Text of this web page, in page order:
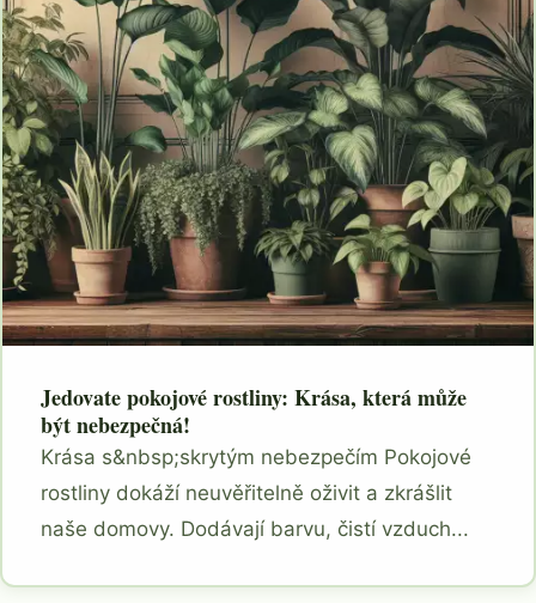
Jedovate pokojové rostliny: Krása, která může
být nebezpečná!
Krása s&nbsp;skrytým nebezpečím Pokojové
rostliny dokáží neuvěřitelně oživit a zkrášlit
naše domovy. Dodávají barvu, čistí vzduch...